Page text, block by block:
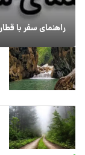
راهنمای سفر با